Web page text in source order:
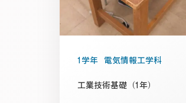
1学年 電気情報工学科
工業技術基礎（1年）